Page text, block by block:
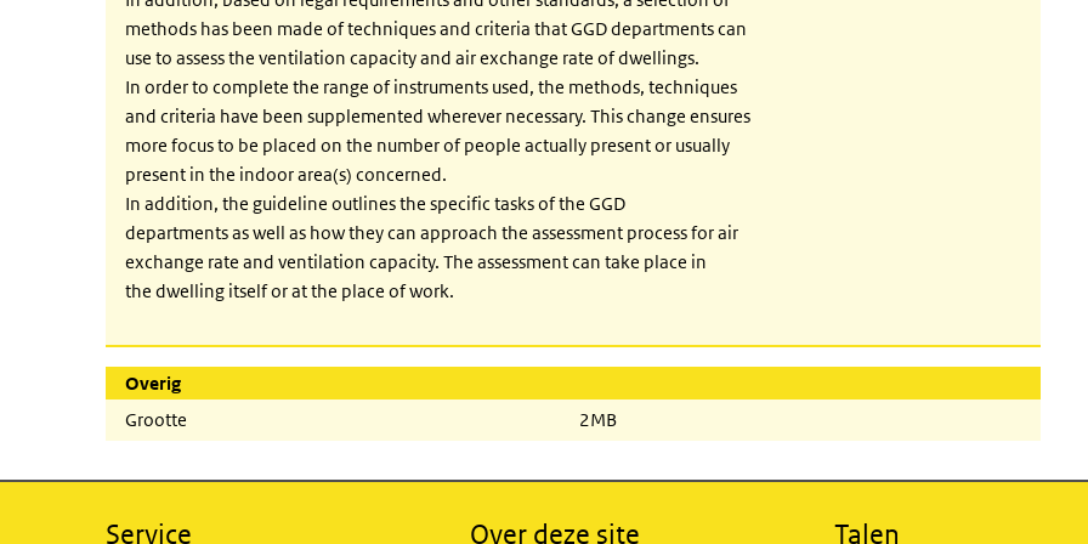
methods has been made of techniques and criteria that GGD departments can
use to assess the ventilation capacity and air exchange rate of dwellings.
In order to complete the range of instruments used, the methods, techniques
and criteria have been supplemented wherever necessary. This change ensures
more focus to be placed on the number of people actually present or usually
present in the indoor area(s) concerned.
In addition, the guideline outlines the specific tasks of the GGD
departments as well as how they can approach the assessment process for air
exchange rate and ventilation capacity. The assessment can take place in
the dwelling itself or at the place of work.
Overig
Grootte
2MB
Service Over deze site Talen